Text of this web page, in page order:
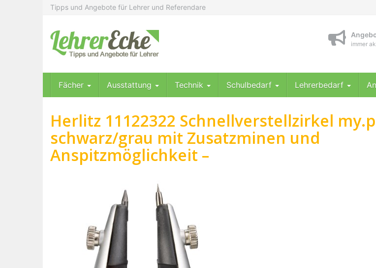
Tipps und Angebote für Lehrer und Referendare
immer
Fächer Ausstattung Technik Schulbedarf Lehrerbedarf
Herlitz 11122322 Schnellverstellzirkel
schwarz/grau mit Zusatzminen und
Anspitzmöglichkeit –